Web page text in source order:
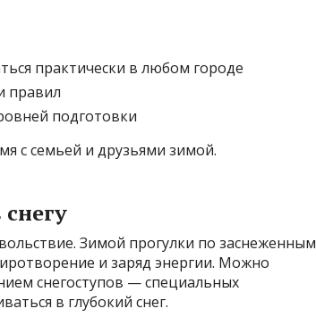
практически в любом городе
правил
подготовки
с семьей и друзьями зимой.
Зимой прогулки по заснеженным
и заряд энергии. Можно
снегоступов — специальных
в глубокий снег.